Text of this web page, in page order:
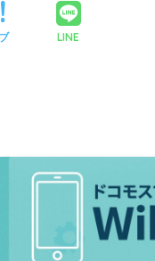
LINE